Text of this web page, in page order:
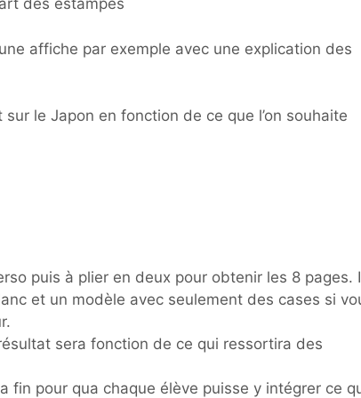
des estampes
affiche par exemple avec une explication des
le Japon en fonction de ce que l’on souhaite
puis à plier en deux pour obtenir les 8 pages.
et un modèle avec seulement des cases si
sera fonction de ce qui ressortira des
fin pour qua chaque élève puisse y intégrer ce